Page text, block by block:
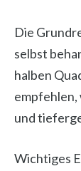
Die
selbst
halben
empfehlen,
und
Wichtiges